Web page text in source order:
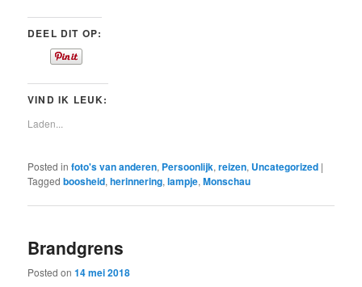
DEEL DIT OP:
VIND IK LEUK:
Laden...
Posted in foto's van anderen, Persoonlijk,reizen, Uncategorized |
Tagged boosheid,herinnering,lampje,Monschau
Brandgrens
Posted on14 mei 2018